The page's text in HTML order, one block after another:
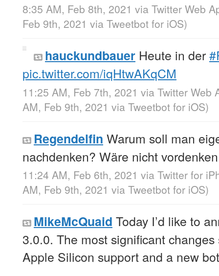
8:35 AM, Feb 8th, 2021 via Twitter Web
Feb 9th, 2021 via Tweetbot for iΟS)
hauckundbauer Heute in der
pic.twitter.com/iqHtwAKqCM
11:25 AM, Feb 7th, 2021 via Twitter Web
AM, Feb 9th, 2021 via Tweetbot for iΟS)
Regendelfin Warum soll man
nachdenken? Wäre nicht
11:24 AM, Feb 6th, 2021 via Twitter for
AM, Feb 9th, 2021 via Tweetbot for iΟS)
MikeMcQuaid Today I’d like to
3.0.0. The most significant
Apple Silicon support and a new